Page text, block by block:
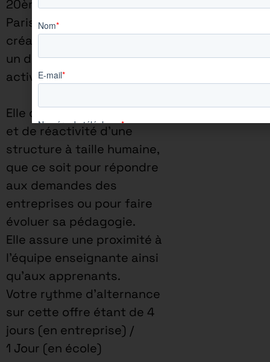
20ème arrondissement de
Paris, connait depuis sa
création une consolidation et
un développement de ses
activités.
Elle dispose de la souplesse
et de réactivité d’une
structure à taille humaine,
que ce soit pour répondre
aux demandes des
entreprises ou pour faire
évoluer sa pédagogie.
Elle assure une proximité à
l’équipe enseignante ainsi
qu’aux apprenants.
Votre rythme d’alternance
sur cette offre étant de 4
jours (en entreprise) /
1 Jour (en école)